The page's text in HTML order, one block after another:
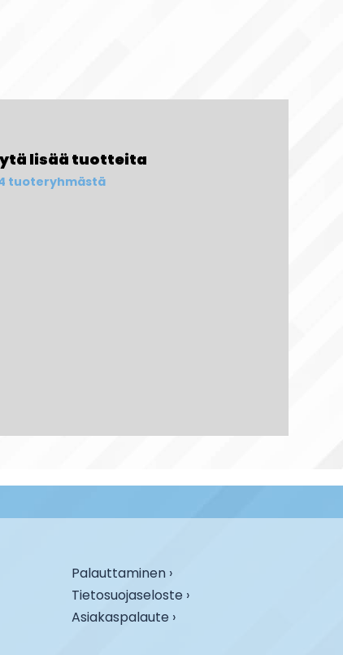
lisää tuotteita
tuoteryhmästä
Palauttaminen ›
Tietosuojaseloste ›
Asiakaspalaute ›